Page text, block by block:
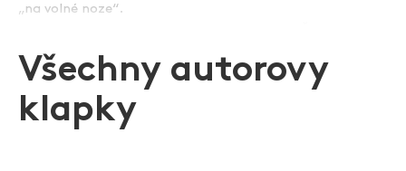
Aktuální výstavy
Zlín Film Festival
„na volné noze“.
Z počátku ilustroval pohádkové knížky, leporela
a omalovánky. V roce 1969 nakreslil a napsal první číslo
legendárního Čtyřlístku, který vychází dodnes a stal se
tak nejdéle vycházejícím českým dětským komiksem.
Všechny autorovy
klapky